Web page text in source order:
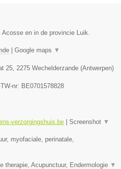
en in de provincie Luik.
Google maps ▼
25 2275 Wechelderzande (Antwerpen)
nr: BE0701578828
verzorgingshuis.be Screenshot ▼
myofaciale, perinatale,
therapie, Acupunctuur, Endermologie ▼